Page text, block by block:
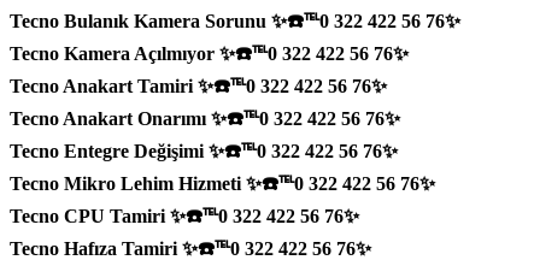
Tecno Bulanık Kamera Sorunu ✨☎️℡0 322 422 56 76✨
Tecno Kamera Açılmıyor ✨☎️℡0 322 422 56 76✨
Tecno Anakart Tamiri ✨☎️℡0 322 422 56 76✨
Tecno Anakart Onarımı ✨☎️℡0 322 422 56 76✨
Tecno Entegre Değişimi ✨☎️℡0 322 422 56 76✨
Tecno Mikro Lehim Hizmeti ✨☎️℡0 322 422 56 76✨
Tecno CPU Tamiri ✨☎️℡0 322 422 56 76✨
Tecno Hafıza Tamiri ✨☎️℡0 322 422 56 76✨